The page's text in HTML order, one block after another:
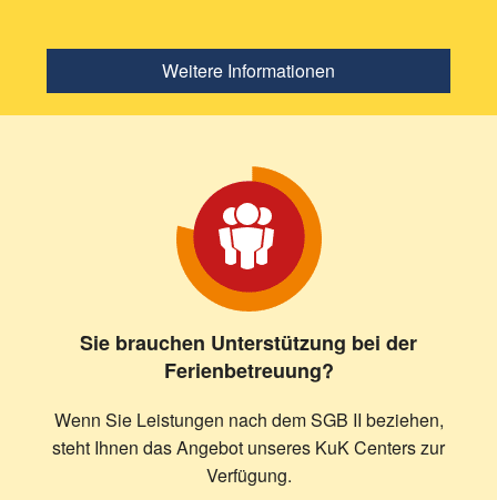
Weitere Informationen
Sie brauchen Unterstützung bei der
Ferienbetreuung?
Wenn Sie Leistungen nach dem SGB II beziehen,
steht Ihnen das Angebot unseres KuK Centers zur
Verfügung.